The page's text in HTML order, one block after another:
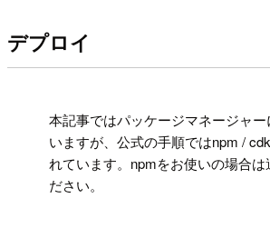
デプロイ
本記事ではパッケージマネージャ
いますが、公式の手順ではnpm /
れています。npmをお使いの場合は
ださい。